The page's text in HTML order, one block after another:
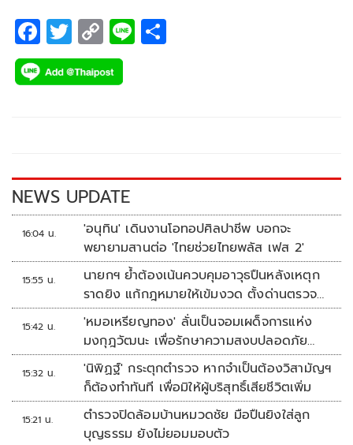
F
ac
e
k
T
wi
tt
C
o
p
k
Li
NEWS UPDATE
16:04 น.
'อนุทิน' เดินงานโอทอปศิลปาชีพ บอกจะ
พยายามสานต่อ 'ไทยช่วยไทยพลัส เฟส 2'
15:55 น.
นายกฯ ย้ำต้องเน้นควบคุมอาวุธปืนหลังเหตุก
ราดยิง แก้กฎหมายให้เข้มงวด ตั้งด่านตรวจ
เพิ่ม
15:42 น.
'หมอเหรียญทอง' ลั่นเป็นจอมเผด็จการแห่ง
มงกุฎวัฒนะ เพื่อรักษาความสงบปลอดภัย
ภายในรพ.
15:32 น.
'นิพิฏฐ์' กระตุกตำรวจ หากจำเป็นต้องวิสามัญฯ
ก็ต้องทำทันที เพื่อมิให้ผู้บริสุทธิ์เสียชีวิตเพิ่ม
15:21 น.
ตำรวจปิดล้อมบ้านหมวดชัย มือปืนยิงใส่ลูก
บุญธรรม ยังไม่ยอมมอบตัว